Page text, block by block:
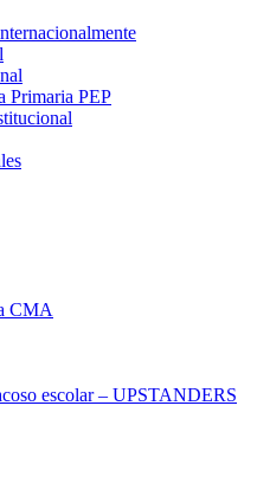
Primaria PEP
CMA
escolar – UPSTANDERS